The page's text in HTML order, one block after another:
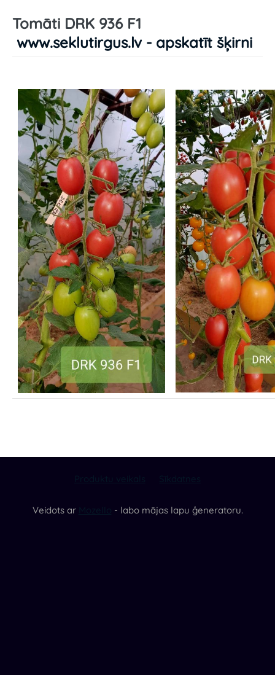
Tomāti DRK 936 F1
www.seklutirgus.lv - apskatīt šķirni
Veidots ar - labo mājas lapu ģeneratoru.